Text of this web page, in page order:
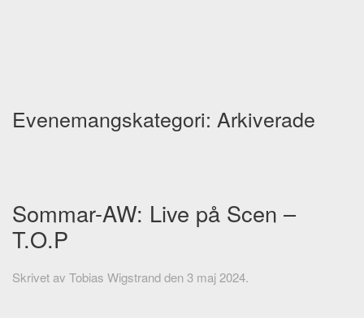
Evenemangskategori: Arkiverade
Sommar-AW: Live på Scen –
T.O.P
Skrivet av Tobias Wigstrandden 3 maj 2024.